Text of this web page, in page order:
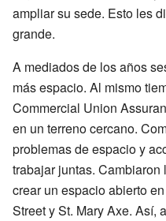
ampliar su sede. Esto les
grande.
A mediados de los años
más espacio. Al mismo
Commercial Union
en un terreno cercano.
problemas de espacio y
trabajar juntas.
crear un espacio abierto
Street y St. Mary Axe. Así,